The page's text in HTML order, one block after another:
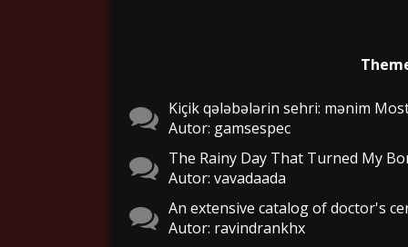
Kiçik qələbələrin sehri: mənim
Autor: gamsespec
The Rainy Day That Turned My
Autor: vavadaada
An extensive catalog of doctor's
Autor: ravindrankhx